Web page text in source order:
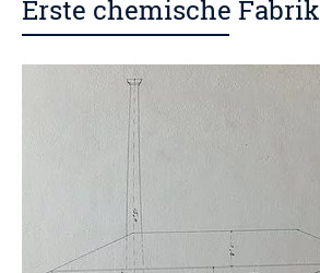
Erste chemische Fabrik